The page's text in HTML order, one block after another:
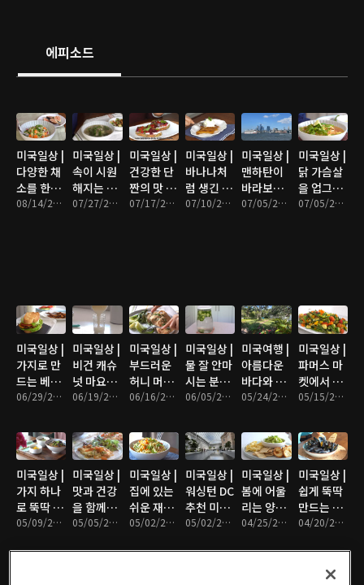
에피소드
미국일상 |
다양한 채
소를 한번
에 익혀서
히 걷는 일
상
08/14/2022 • 9분
미국일상 |
속이 시원
해지는 닭
가슴살 버
07/27/2022 • 12분
미국일상 |
건강한 단
짠의 맛 비
트 샌드위
07/17/2022 • 9분
미국일상 |
바나나처
럼 생긴 플
랜틴 먹는
07/10/2022 • 17분
미국일상 |
맨하탄이
바라보이
는 뉴저지
07/05/2022 • 7분
미국일상 |
닭 가슴살
을 업그레
이드 해주
07/05/2022 • 11분
미국일상 |
가지로 만
드는 베이
컨과 아보
샌드위치,
작은 타운
걸어 다니
기
06/29/2022 • 9분
미국일상 |
비건 캐슈
넛 마요네
즈, 캐슈넛
를 넣은 병
아리콩 샐
러드 샌드
위치
06/19/2022 • 9분
미국일상 |
부드러운
허니 머스
타드 닭가
06/16/2022 • 9분
미국일상 |
물 잘 안마
시는 분들
이 꼭! 필
퓨즈드 워
터, 면역력
높이는 음
료
06/05/2022 • 8분
미국여행 |
아름다운
바다와 미
국 남부를
낄수 있는
사우스 캐
롤라이나
힐링 여행
05/24/2022 • 22분
미국일상 |
파머스 마
켓에서 아
침식사, 구
러드 만들
기
05/15/2022 • 9분
미국일상 |
가지 하나
로 뚝딱 만
들어 먹는
05/09/2022 • 10분
미국일상 |
맛과 건강
을 함께하
는 토마토
발사믹 닭
05/05/2022 • 8분
미국일상 |
집에 있는
쉬운 재료
로 만드는
누들 샐러
05/02/2022 • 15분
미국일상 |
워싱턴 DC
추천 미술
관
05/02/2022 • 8분
미국일상 |
봄에 어울
리는 양배
추 그린 샐
04/25/2022 • 9분
미국일상 |
쉽게 뚝딱
만드는 프
랑스식 홍
04/20/2022 • 9분